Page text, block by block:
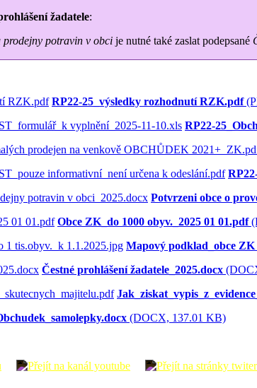
žadatele:
prodejny potravin v obci je nutné také zaslat podepsané
RP22-25_výsledky rozhodnutí RZK.pdf
RP22-
Potvrzeni obce o
Obce ZK_do 1000 obyv._2025 01 01.pdf
Mapový podklad_obce ZK
Čestné prohlášení žadatele_2025.docx
(DOCX, 137.01 KB)